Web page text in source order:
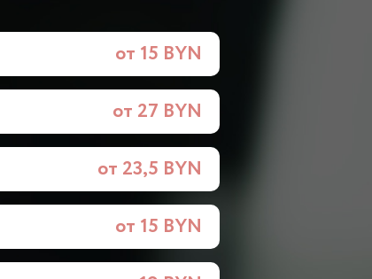
от 15 BYN
от 27 BYN
от 23,5 BYN
от 15 BYN